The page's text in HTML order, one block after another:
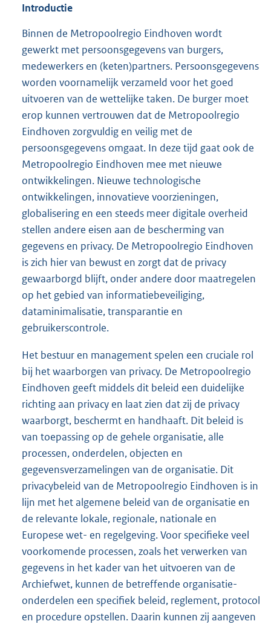
Introductie
Binnen de Metropoolregio Eindhoven wordt
gewerkt met persoonsgegevens van burgers,
medewerkers en (keten)partners. Persoonsgegevens
worden voornamelijk verzameld voor het goed
uitvoeren van de wettelijke taken. De burger moet
erop kunnen vertrouwen dat de Metropoolregio
Eindhoven zorgvuldig en veilig met de
persoonsgegevens omgaat. In deze tijd gaat ook de
Metropoolregio Eindhoven mee met nieuwe
ontwikkelingen. Nieuwe technologische
ontwikkelingen, innovatieve voorzieningen,
globalisering en een steeds meer digitale overheid
stellen andere eisen aan de bescherming van
gegevens en privacy. De Metropoolregio Eindhoven
is zich hier van bewust en zorgt dat de privacy
gewaarborgd blijft, onder andere door maatregelen
op het gebied van informatiebeveiliging,
dataminimalisatie, transparantie en
gebruikerscontrole.
Het bestuur en management spelen een cruciale rol
bij het waarborgen van privacy. De Metropoolregio
Eindhoven geeft middels dit beleid een duidelijke
richting aan privacy en laat zien dat zij de privacy
waarborgt, beschermt en handhaaft. Dit beleid is
van toepassing op de gehele organisatie, alle
processen, onderdelen, objecten en
gegevensverzamelingen van de organisatie. Dit
privacybeleid van de Metropoolregio Eindhoven is in
lijn met het algemene beleid van de organisatie en
de relevante lokale, regionale, nationale en
Europese wet- en regelgeving. Voor specifieke veel
voorkomende processen, zoals het verwerken van
gegevens in het kader van het uitvoeren van de
Archiefwet, kunnen de betreffende organisatie-
onderdelen een specifiek beleid, reglement, protocol
en procedure opstellen. Daarin kunnen zij aangeven